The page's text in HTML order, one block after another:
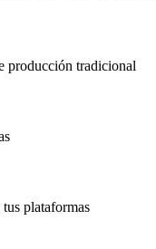
producción tradicional
plataformas